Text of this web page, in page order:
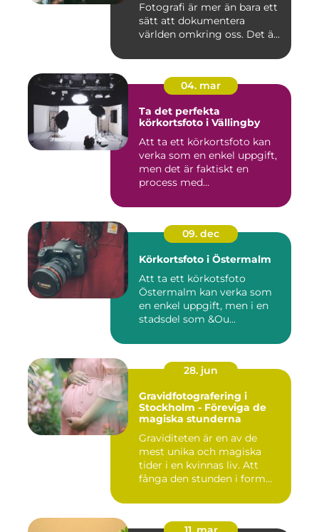
Fotografi är mer än bara ett
sätt att dokumentera
världen omkring oss. Det ä...
04. mar
Ta det perfekta
körkortsfoto i Vällingby
Att ta ett körkortsfoto kan
verka som en enkel uppgift,
men det är faktiskt en
process med...
09. dec
Körkortsfoto i Östermalm
Att ta ett körkotsfoto
Östermalm kan verka som
en enkel uppgift, men i en
stadsdel som &Ou...
28. jun
Gravidfotografering i
Stockholm - Föreviga de
magiska stunderna
Graviditeten är en av de
mest unika och magiska
tider i en kvinnas liv. Att
fånga den stunden i form...